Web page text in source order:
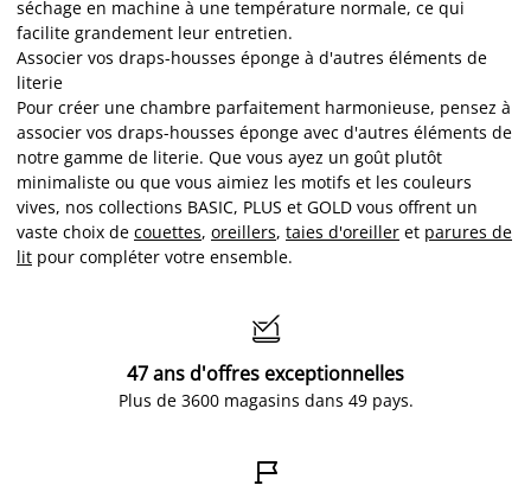
séchage en machine à une température normale, ce qui
facilite grandement leur entretien.
Associer vos draps-housses éponge à d'autres éléments de
literie
Pour créer une chambre parfaitement harmonieuse, pensez à
associer vos draps-housses éponge avec d'autres éléments de
notre gamme de literie. Que vous ayez un goût plutôt
minimaliste ou que vous aimiez les motifs et les couleurs
vives, nos collections BASIC, PLUS et GOLD vous offrent un
vaste choix de couettes, oreillers, taies d'oreiller et parures de
lit pour compléter votre ensemble.

47 ans d'offres exceptionnelles
Plus de 3600 magasins dans 49 pays.
